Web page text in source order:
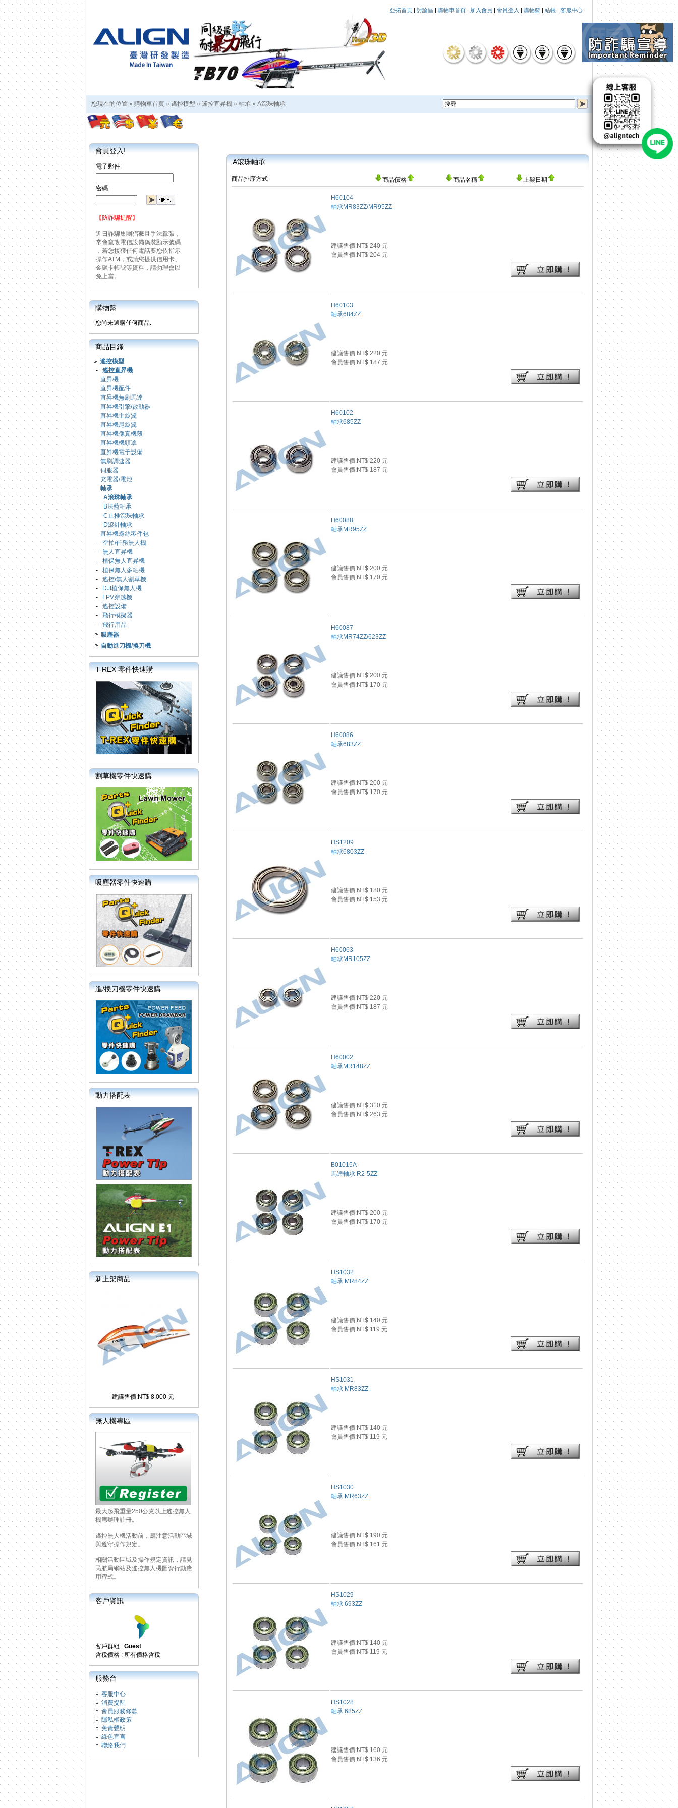
亞拓首頁 | 討論區 | 購物車首頁 | 加入會員 | 會員登入 | 購物籃 | 結帳 | 客服中心
您現在的位置 » 購物車首頁 » 遙控模型 » 遙控直昇機 » 軸承 » A滾珠軸承
會員登入!
電子郵件:
密碼:
【防詐騙提醒】
近日詐騙集團猖獗且手法囂張，
常會竄改電信設備偽裝顯示號碼
，若您接獲任何電話要您依指示
操作ATM，或請您提供信用卡、
金融卡帳號等資料，請勿理會以
免上當。
購物籃
您尚未選購任何商品.
商品目錄
遙控模型
- 遙控直昇機
直昇機
直昇機配件
直昇機無刷馬達
直昇機引擎/啟動器
直昇機主旋翼
直昇機尾旋翼
直昇機像真機殼
直昇機機頭罩
直昇機電子設備
無刷調速器
伺服器
充電器/電池
軸承
A滾珠軸承
B法藍軸承
C止推滾珠軸承
D滾針軸承
直昇機螺絲零件包
- 空拍/任務無人機
- 無人直昇機
- 植保無人直昇機
- 植保無人多軸機
- 遙控/無人割草機
-
DJI植保無人機
-
FPV穿越機
- 遙控設備
- 飛行模擬器
- 飛行用品
吸塵器
自動進刀機/換刀機
T-REX 零件快速購
割草機零件快速購
吸塵器零件快速購
進/換刀機零件快速購
動力搭配表
新上架商品
建議售價:NT$ 8,000 元
無人機專區
最大起飛重量250公克以上遙控無人
機應辦理註冊。
遙控無人機活動前，應注意活動區域
與遵守操作規定。
相關活動區域及操作規定資訊，請見
民航局網站及遙控無人機圖資行動應
用程式。
客戶資訊
客戶群組 : Guest
含稅價格 : 所有價格含稅
服務台
客服中心
消費提醒
會員服務條款
隱私權政策
免責聲明
綠色宣言
聯絡我們
A滾珠軸承
商品排序方式 商品價格 商品名稱 上架日期
H60104
軸承MR83ZZ/MR95ZZ
建議售價:NT$ 240 元
會員售價:NT$ 204 元
H60103
軸承684ZZ
建議售價:NT$ 220 元
會員售價:NT$ 187 元
H60102
軸承685ZZ
建議售價:NT$ 220 元
會員售價:NT$ 187 元
H60088
軸承MR95ZZ
建議售價:NT$ 200 元
會員售價:NT$ 170 元
H60087
軸承MR74ZZ/623ZZ
建議售價:NT$ 200 元
會員售價:NT$ 170 元
H60086
軸承683ZZ
建議售價:NT$ 200 元
會員售價:NT$ 170 元
HS1209
軸承6803ZZ
建議售價:NT$ 180 元
會員售價:NT$ 153 元
H60063
軸承MR105ZZ
建議售價:NT$ 220 元
會員售價:NT$ 187 元
H60002
軸承MR148ZZ
建議售價:NT$ 310 元
會員售價:NT$ 263 元
B01015A
馬達軸承 R2-5ZZ
建議售價:NT$ 200 元
會員售價:NT$ 170 元
HS1032
軸承 MR84ZZ
建議售價:NT$ 140 元
會員售價:NT$ 119 元
HS1031
軸承 MR83ZZ
建議售價:NT$ 140 元
會員售價:NT$ 119 元
HS1030
軸承 MR63ZZ
建議售價:NT$ 190 元
會員售價:NT$ 161 元
HS1029
軸承 693ZZ
建議售價:NT$ 140 元
會員售價:NT$ 119 元
HS1028
軸承 685ZZ
建議售價:NT$ 160 元
會員售價:NT$ 136 元